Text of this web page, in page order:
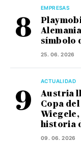
EMPRESAS
símbolo
25. 06. 2026
ACTUALIDAD
Austria
Copa
historia
09. 06. 2026